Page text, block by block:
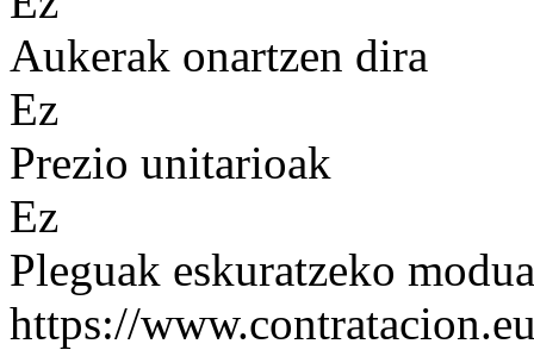
Aukerak onartzen dira
Ez
Prezio unitarioak
Ez
Pleguak eskuratzeko modua
https://